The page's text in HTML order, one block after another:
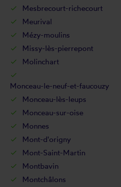
Mesbrecourt-richecourt
Meurival
Mézy-moulins
Missy-lès-pierrepont
Molinchart
Monceau-le-neuf-et-faucouzy
Monceau-lès-leups
Monceau-sur-oise
Monnes
Mont-d'origny
Mont-Saint-Martin
Montbavin
Montchâlons